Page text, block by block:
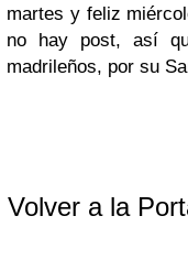
martes y feliz
no hay post, así
madrileños, por su
Volver a la